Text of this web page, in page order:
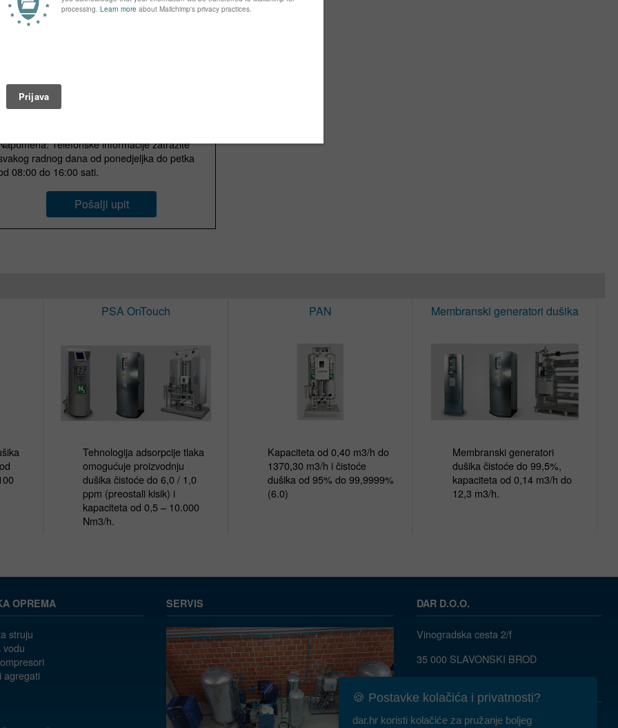
nenad.djurdjevic@dar.hr
Telefonske informacije zatražite
radnog dana od ponedjeljka do petka
08:00 do 16:00 sati.
Pošalji upit
PSA OnTouch
Tehnologija adsorpcije tlaka
omogućuje proizvodnju
dušika čistoće do 6,0 / 1,0
ppm (preostali kisik) i
kapaciteta od 0,5 – 10.000
Nm3/h.
PAN
Kapaciteta od 0,40 m3/h do
1370,30 m3/h i čistoće
dušika od 95% do 99,9999%
(6.0)
Membranski generatori dušika
Membranski generatori
dušika čistoće do 99,5%,
kapaciteta od 0,14 m3/h do
12,3 m3/h.
OPREMA
struju
vodu
agregati
SERVIS DAR D.O.O.
Vinogradska cesta 2/f
35 000 SLAVONSKI BROD
🍪 Postavke kolačića i privatnosti?
dar.hr koristi kolačiće za pružanje boljeg